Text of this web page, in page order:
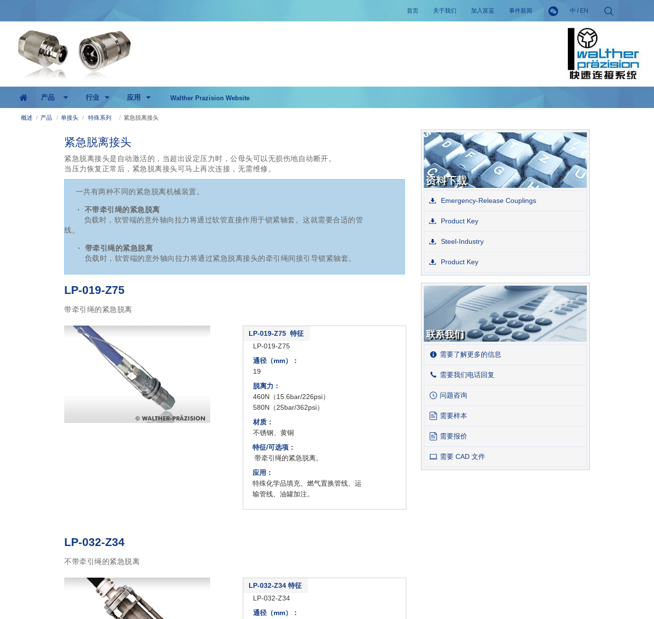
首页 关于我们 加入富蓝 事件新闻 中 / EN
产品 行业 应用 Walther Prazision Website
概述 / 产品 / 单接头 / 特殊系列 / 紧急脱离接头
紧急脱离接头
紧急脱离接头是自动激活的，当超出设定压力时，公母头可以无损伤地自动断开。
当压力恢复正常后，紧急脱离接头可马上再次连接，无需维修。
一共有两种不同的紧急脱离机械装置。
· 不带牵引绳的紧急脱离
负载时，软管端的意外轴向拉力将通过软管直接作用于锁紧轴套。这就需要合适的管
线。
· 带牵引绳的紧急脱离
负载时，软管端的意外轴向拉力将通过紧急脱离接头的牵引绳间接引导锁紧轴套。
LP-019-Z75
带牵引绳的紧急脱离
LP-019-Z75 特征
类型：
LP-019-Z75
通径（mm）：
19
脱离力：
460N（15.6bar/226psi）
580N（25bar/362psi）
材质：
不锈钢、黄铜
特征/可选项：
带牵引绳的紧急脱离。
应用：
特殊化学品填充、燃气置换管线、运
输管线、油罐加注。
LP-032-Z34
不带牵引绳的紧急脱离
LP-032-Z34 特征
类型：
LP-032-Z34
通径（mm）：
Emergency-Release Couplings
Product Key
Steel-Industry
Product Key
需要了解更多的信息
需要我们电话回复
问题咨询
需要样本
需要报价
需要 CAD 文件